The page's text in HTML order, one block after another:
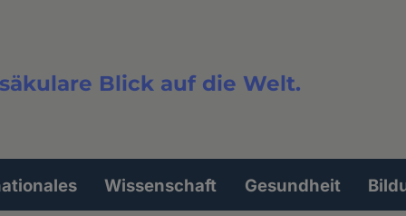
Blick auf die Welt.
Wissenschaft Gesundheit